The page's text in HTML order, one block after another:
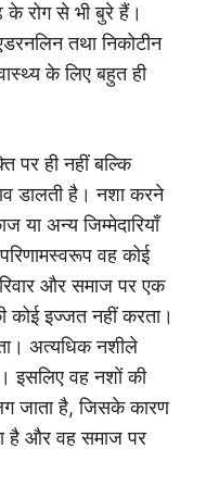
रोग से भी बुरे हैं।
तथा निकोटीन
के लिए बहुत ही
पर ही नहीं बल्कि
डालती है। नशा करने
या अन्य जिम्मेदारियाँ
वह कोई
और समाज पर एक
कोई इज्जत नहीं करता।
अत्यधिक नशीले
इसलिए वह नशों की
जाता है, जिसके कारण
है और वह समाज पर